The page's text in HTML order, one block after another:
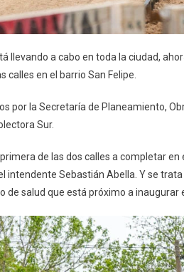
llevando a cabo en toda la ciudad,
en el barrio San Felipe.
por la Secretaría de Planeamiento,
Sur.
de las dos calles a completar
intendente Sebastián Abella. Y se
salud que está próximo a inaugurar